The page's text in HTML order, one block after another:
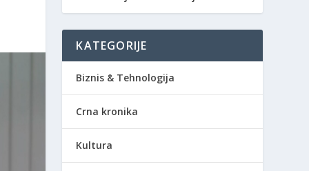
KATEGORIJE
Biznis & Tehnologija
Crna kronika
Kultura